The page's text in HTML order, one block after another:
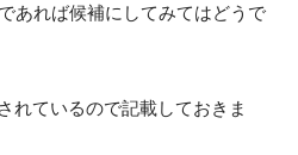
あれば候補にしてみてはどうで
れているので記載しておきま